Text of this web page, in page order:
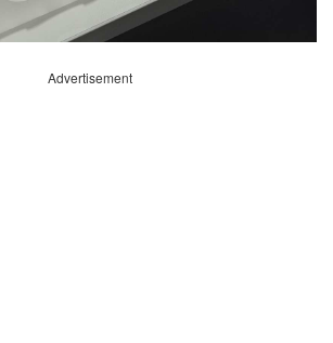
Advertisement